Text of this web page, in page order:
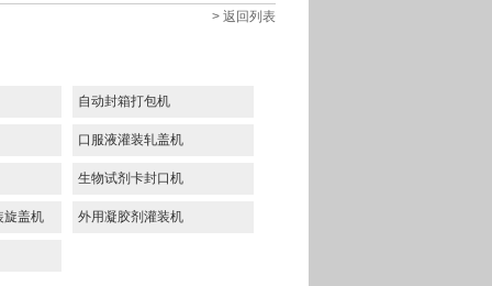
> 返回列表
自动封箱打包机
口服液灌装轧盖机
生物试剂卡封口机
旋盖机 外用凝胶剂灌装机